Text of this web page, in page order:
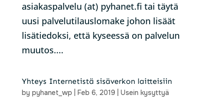
asiakaspalvelu (at) pyhanet.fi tai täytä
uusi palvelutilauslomake johon lisäät
lisätiedoksi, että kyseessä on palvelun
muutos....
Yhteys Internetistä sisäverkon laitteisiin
by pyhanet_wp Feb 6, 2019 Usein kysyttyä